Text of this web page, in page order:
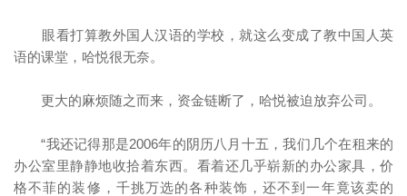
眼看打算教外国人汉语的学校，就这么变成了教中国人英
语的课堂，哈悦很无奈。
更大的麻烦随之而来，资金链断了，哈悦被迫放弃公司。
“我还记得那是2006年的阴历八月十五，我们几个在租来的
办公室里静静地收拾着东西。看着还几乎崭新的办公家具，价
格不菲的装修，千挑万选的各种装饰，还不到一年竟该卖的